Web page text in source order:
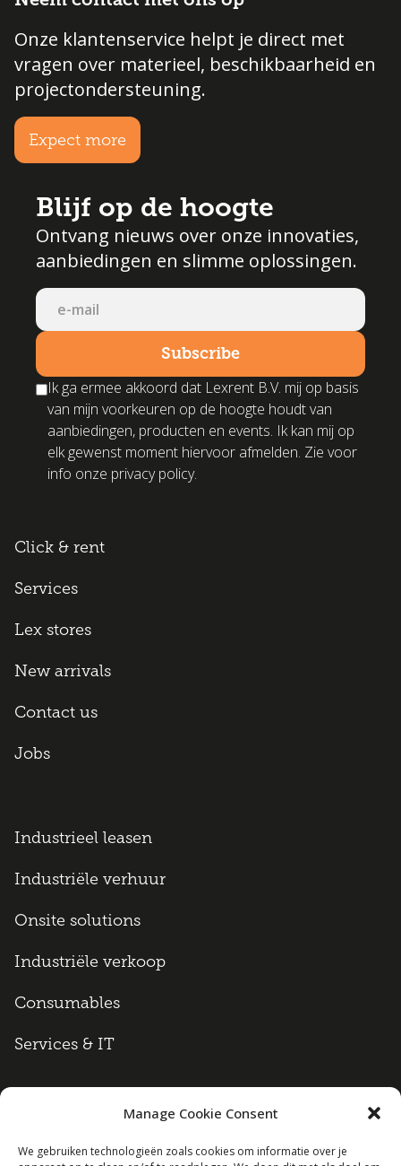
Manage Cookie Consent
We gebruiken technologieën zoals cookies om informatie over je
Onze klantenservice helpt je direct met
vragen over materieel, beschikbaarheid en
projectondersteuning.
Expect more
Blijf op de hoogte
Ontvang nieuws over onze innovaties,
aanbiedingen en slimme oplossingen.
Ik ga ermee akkoord dat Lexrent B.V. mij op basis
van mijn voorkeuren op de hoogte houdt van
aanbiedingen, producten en events. Ik kan mij op
elk gewenst moment hiervoor afmelden. Zie voor
info onze privacy policy.
Click & rent
Services
Lex stores
New arrivals
Contact us
Jobs
Industrieel leasen
Industriële verhuur
Onsite solutions
Industriële verkoop
Consumables
Services & IT